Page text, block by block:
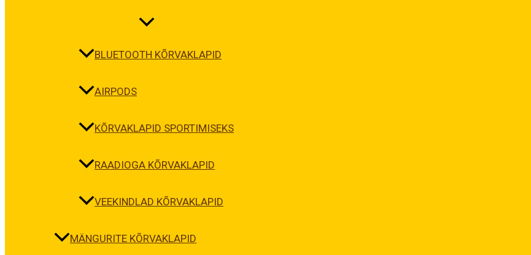
BLUETOOTH KÕRVAKLAPID
AIRPODS
KÕRVAKLAPID SPORTIMISEKS
RAADIOGA KÕRVAKLAPID
VEEKINDLAD KÕRVAKLAPID
MÄNGURITE KÕRVAKLAPID